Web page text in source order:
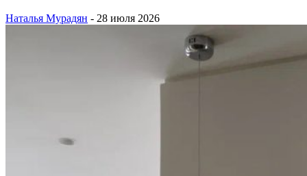
Наталья Мурадян - 28 июля 2026